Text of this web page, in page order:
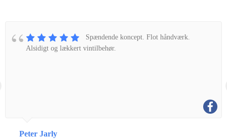
Spændende koncept. Flot håndværk.
Alsidigt og lækkert vintilbehør.
Peter Jarly